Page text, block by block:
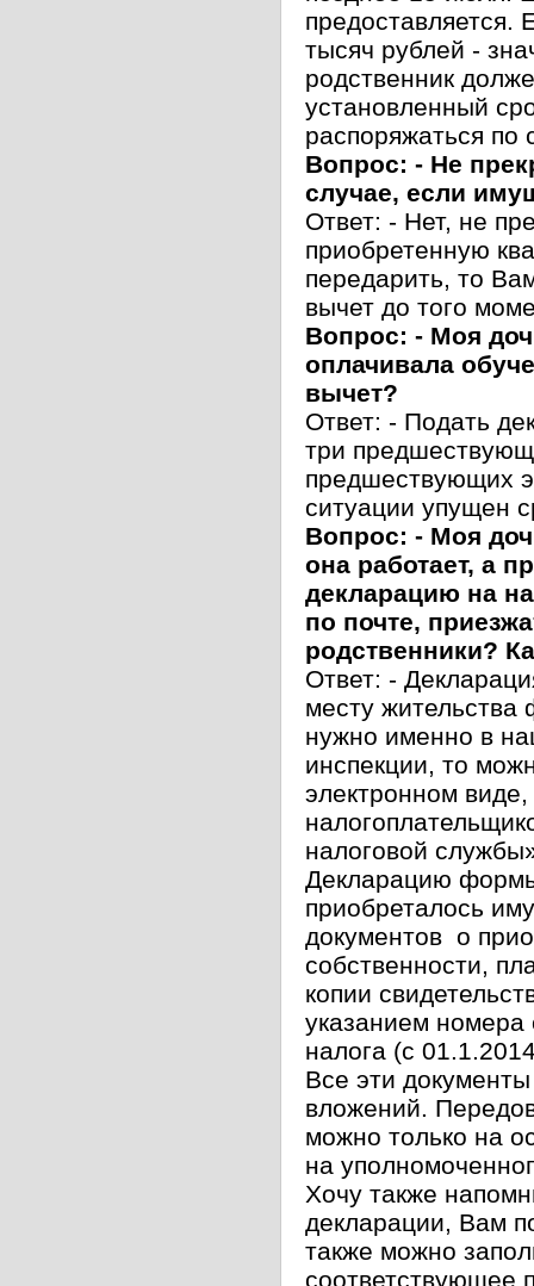
предоставляется.
тысяч рублей -
родственник
установленный
распоряжаться по
Вопрос: - Не
случае, если
Ответ: - Нет, не
приобретенную
передарить, то
вычет до того
Вопрос: - Моя
оплачивала
вычет?
Ответ: - Подать
три
предшествующих
ситуации упущен
Вопрос: - Моя
она работает, а
декларацию на
по почте,
родственники?
Ответ: -
месту жительства
нужно именно в
инспекции, то
электронном
налоговой
Декларацию
приобреталось
документов о
собственности,
копии
указанием номера
налога (с
Все эти
вложений.
можно только на
на
Хочу также
декларации, Вам
также можно
соответствующее